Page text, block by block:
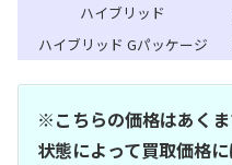
ハイブリッド
ハイブリッド Gパッケージ
※こちらの価格はあく
状態によって買取価格